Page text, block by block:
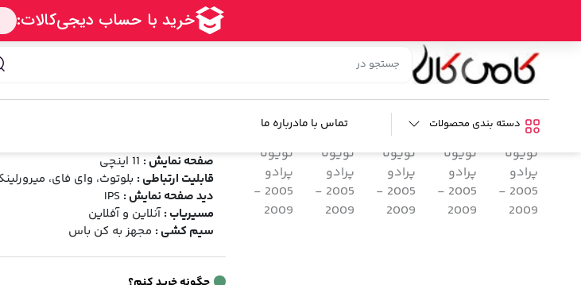
دسته بندی محصولات تماس با مادرباره ما
مانیتور اندروید تسلایی / مانیتور اندروید تسلا تویوتا
مانیتور اندروید تسلا تویوتا پرادو 2005 -
صفحه نمایش : 11 اینچی
قابلیت ارتباطی : بلوتوث، وای فای،
دید صفحه نمایش : IPS
مسیریاب : آنلاین و آفلاین
سیم کشی : مجهز به کن باس